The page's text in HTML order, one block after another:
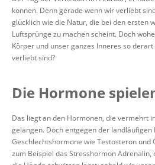
können. Denn gerade wenn wir verliebt
glücklich wie die Natur, die bei den ersten
Luftsprünge zu machen scheint. Doch
Körper und unser ganzes Inneres so
verliebt sind?
Die Hormone
Das liegt an den Hormonen, die vermehrt
gelangen. Doch entgegen der landläufigen
Geschlechtshormone wie Testosteron und
zum Beispiel das Stresshormon Adrenalin,